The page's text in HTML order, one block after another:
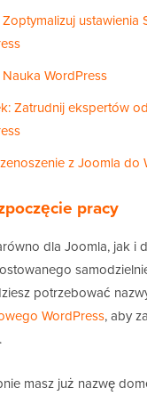
ustawienia
WordPress
Zatrudnij ekspertów
z Joomla do
pracy
dla Joomla, jak i
potrzebować
WordPress, aby
masz już nazwę